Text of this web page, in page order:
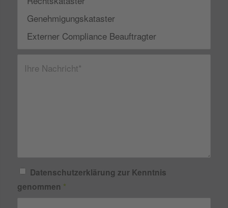
Datenschutzerklärung zur Kenntnis
genommen *